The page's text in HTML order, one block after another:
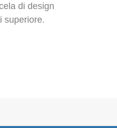
di design
superiore.